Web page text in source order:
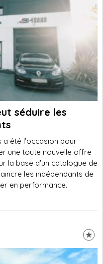
séduire les
a été l'occasion pour
une toute nouvelle offre
la base d'un catalogue de
les indépendants de
en performance.